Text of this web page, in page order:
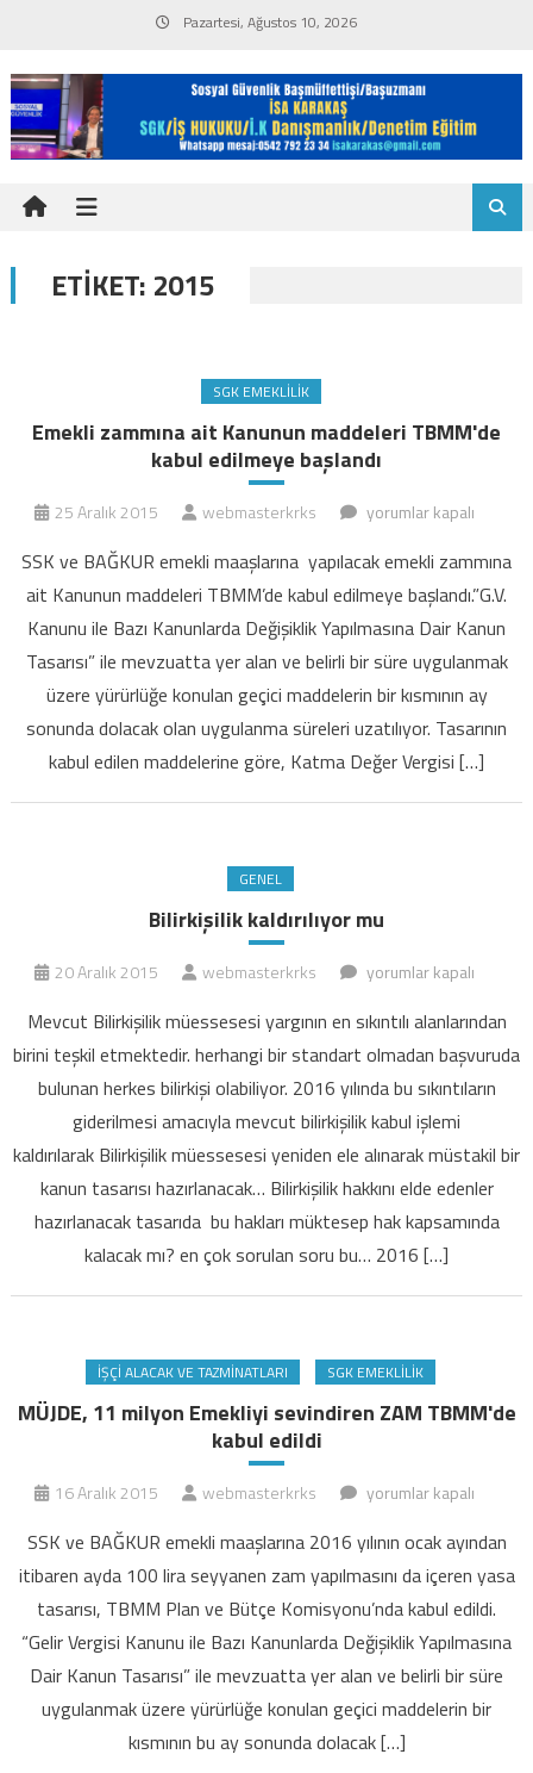
content
Pazartesi, Ağustos 10, 2026
ETIKET: 2015
SGK EMEKLILIK
Emekli zammına ait Kanunun maddeleri TBMM'de
kabul edilmeye başlandı
25 Aralık 2015 webmasterkrks
Emekli
ait
Kanunun
maddeleri
TBMM'de
kabul
edilmeye
başlandı
için
yorumlar kapalı
SSK ve BAĞKUR emekli maaşlarına yapılacak emekli zammına
ait Kanunun maddeleri TBMM’de kabul edilmeye başlandı.”G.V.
Kanunu ile Bazı Kanunlarda Değişiklik Yapılmasına Dair Kanun
Tasarısı” ile mevzuatta yer alan ve belirli bir süre uygulanmak
üzere yürürlüğe konulan geçici maddelerin bir kısmının ay
sonunda dolacak olan uygulanma süreleri uzatılıyor. Tasarının
kabul edilen maddelerine göre, Katma Değer Vergisi […]
GENEL
Bilirkişilik kaldırılıyor mu
20 Aralık 2015 webmasterkrks
Bilirkişilik
mu
için
yorumlar kapalı
Mevcut Bilirkişilik müessesesi yargının en sıkıntılı alanlarından
birini teşkil etmektedir. herhangi bir standart olmadan başvuruda
bulunan herkes bilirkişi olabiliyor. 2016 yılında bu sıkıntıların
giderilmesi amacıyla mevcut bilirkişilik kabul işlemi
kaldırılarak Bilirkişilik müessesesi yeniden ele alınarak müstakil bir
kanun tasarısı hazırlanacak… Bilirkişilik hakkını elde edenler
hazırlanacak tasarıda bu hakları müktesep hak kapsamında
kalacak mı? en çok sorulan soru bu… 2016 […]
İŞÇI ALACAK VE TAZMINATLARI SGK EMEKLILIK
MÜJDE, 11 milyon Emekliyi sevindiren ZAM TBMM'de
kabul edildi
16 Aralık 2015 webmasterkrks
MÜJDE,
milyon
Emekliyi
sevindiren
ZAM
TBMM'de
kabul
edildi
için
yorumlar kapalı
SSK ve BAĞKUR emekli maaşlarına 2016 yılının ocak ayından
itibaren ayda 100 lira seyyanen zam yapılmasını da içeren yasa
tasarısı, TBMM Plan ve Bütçe Komisyonu’nda kabul edildi.
“Gelir Vergisi Kanunu ile Bazı Kanunlarda Değişiklik Yapılmasına
Dair Kanun Tasarısı” ile mevzuatta yer alan ve belirli bir süre
uygulanmak üzere yürürlüğe konulan geçici maddelerin bir
kısmının bu ay sonunda dolacak […]